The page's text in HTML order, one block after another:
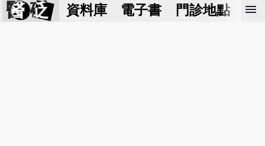
醫 砭 資料庫 電子書 門診地點 預
menu